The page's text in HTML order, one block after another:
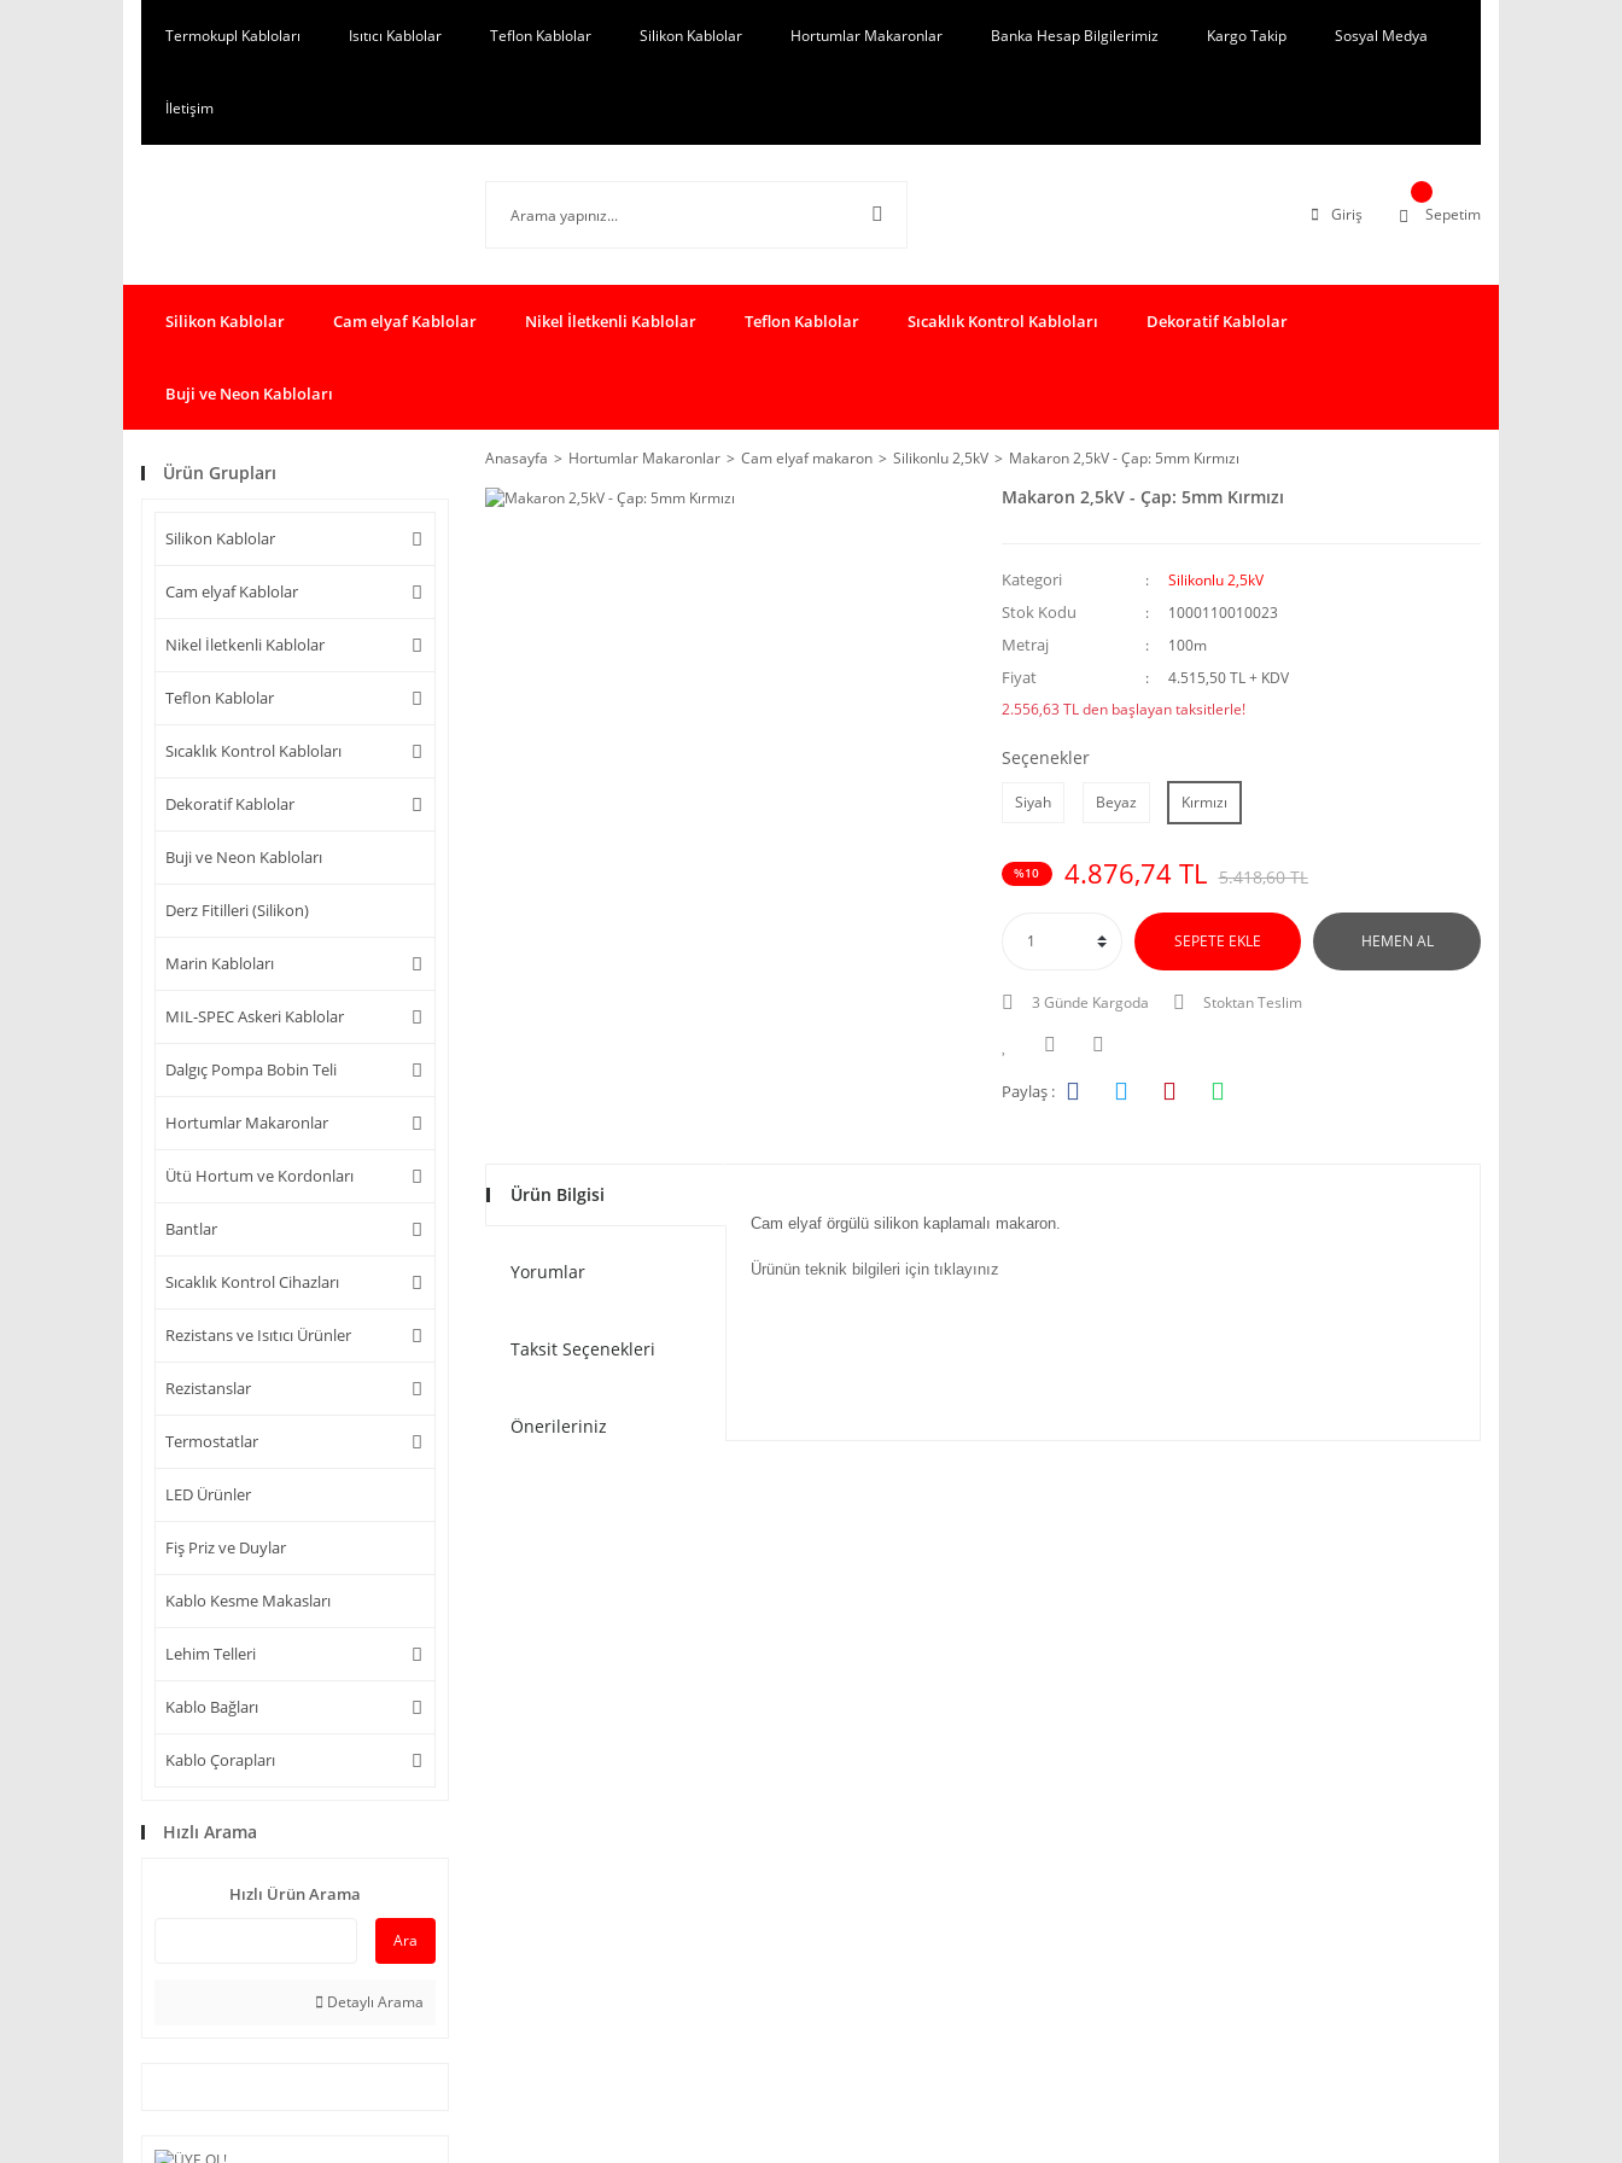
Termokupl Kabloları Isıtıcı Kablolar Teflon Kablolar Silikon Kablolar Hortumlar Makaronlar Banka Hesap Bilgilerimiz Kargo Takip Sosyal Medya
İletişim
Giriş Sepetim
Silikon Kablolar Cam elyaf Kablolar Nikel İletkenli Kablolar Teflon Kablolar Sıcaklık Kontrol Kabloları Dekoratif Kablolar
Buji ve Neon Kabloları
Ürün Grupları
Silikon Kablolar
Cam elyaf Kablolar
Nikel İletkenli Kablolar
Teflon Kablolar
Sıcaklık Kontrol Kabloları
Dekoratif Kablolar
Buji ve Neon Kabloları
Derz Fitilleri (Silikon)
Marin Kabloları
MIL-SPEC Askeri Kablolar
Dalgıç Pompa Bobin Teli
Hortumlar Makaronlar
Ütü Hortum ve Kordonları
Bantlar
Sıcaklık Kontrol Cihazları
Rezistans ve Isıtıcı Ürünler
Rezistanslar
Termostatlar
LED Ürünler
Fiş Priz ve Duylar
Kablo Kesme Makasları
Lehim Telleri
Kablo Bağları
Kablo Çorapları
Hızlı Arama
Hızlı Ürün Arama
Ara
Detaylı Arama
Anasayfa Hortumlar Makaronlar Cam elyaf makaron Silikonlu 2,5kV Makaron 2,5kV - Çap: 5mm Kırmızı
Makaron 2,5kV - Çap: 5mm Kırmızı
Kategori Silikonlu 2,5kV
Stok Kodu 1000110010023
Metraj 100m
Fiyat
4.515,50 TL + KDV
2.556,63 TL den başlayan taksitlerle!
Seçenekler
Siyah Beyaz Kırmızı
%10 4.876,74 TL 5.418,60 TL
SEPETE EKLE HEMEN AL
3 Günde Kargoda Stoktan Teslim
Paylaş :
Ürün Bilgisi
Yorumlar
Taksit Seçenekleri
Önerileriniz
Cam elyaf örgülü silikon kaplamalı makaron.
Ürünün teknik bilgileri için tıklayınız